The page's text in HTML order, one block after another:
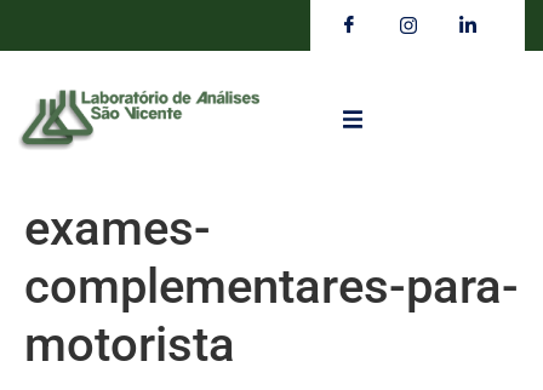
exames-
complementares-para-
motorista